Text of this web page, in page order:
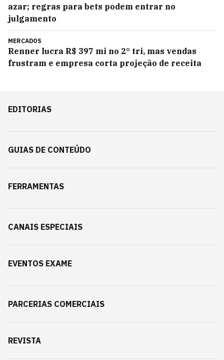
azar; regras para bets podem entrar no
julgamento
MERCADOS
Renner lucra R$ 397 mi no 2° tri, mas vendas
frustram e empresa corta projeção de receita
EDITORIAS
GUIAS DE CONTEÚDO
FERRAMENTAS
CANAIS ESPECIAIS
EVENTOS EXAME
PARCERIAS COMERCIAIS
REVISTA